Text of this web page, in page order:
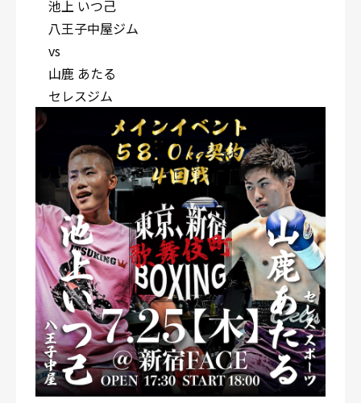
池上 いつ己
八王子中屋ジム
vs
山鹿 あたる
セレスジム